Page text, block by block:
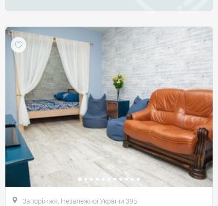
Запоріжжя, Незалежної України 39Б